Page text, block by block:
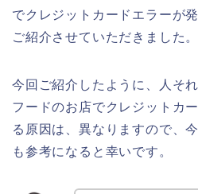
でクレジットカードエラーが
ご紹介させていただきました。
今回ご紹介したように、人そ
フードのお店でクレジットカ
る原因は、異なりますので、
も参考になると幸いです。